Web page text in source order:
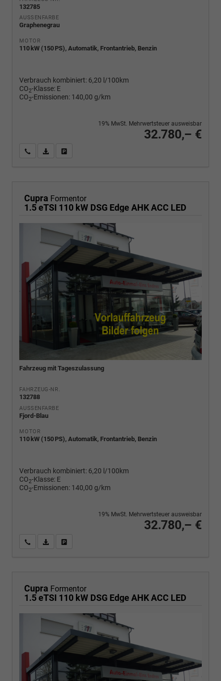
132785
AUSSENFARBE
Graphenegrau
MOTOR
110 kW (150 PS), Automatik, Frontantrieb, Benzin
Verbrauch kombiniert: 6,20 l/100km
CO2-Klasse: E
CO2-Emissionen: 140,00 g/km
32.780,– €
19% MwSt. Mehrwertsteuer ausweisbar
Wir rufen Sie anPDF-Fahrzeugexposé drucken
Cupra Formentor
1.5 eTSI 110 kW DSG Edge AHK ACC LED
Fahrzeug mit Tageszulassung
FAHRZEUG-NR.
132788
AUSSENFARBE
Fjord-Blau
MOTOR
110 kW (150 PS), Automatik, Frontantrieb, Benzin
Verbrauch kombiniert: 6,20 l/100km
CO2-Klasse: E
CO2-Emissionen: 140,00 g/km
32.780,– €
19% MwSt. Mehrwertsteuer ausweisbar
Wir rufen Sie anPDF-Fahrzeugexposé drucken
Cupra Formentor
1.5 eTSI 110 kW DSG Edge AHK ACC LED